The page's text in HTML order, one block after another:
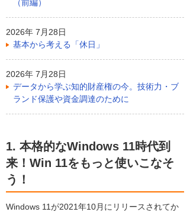
（前編）
2026年 7月28日
基本から考える「休日」
2026年 7月28日
データから学ぶ知的財産権の今。技術力・ブ
ランド保護や資金調達のために
1. 本格的なWindows 11時代到
来！Win 11をもっと使いこなそ
う！
Windows 11が2021年10月にリリースされてか